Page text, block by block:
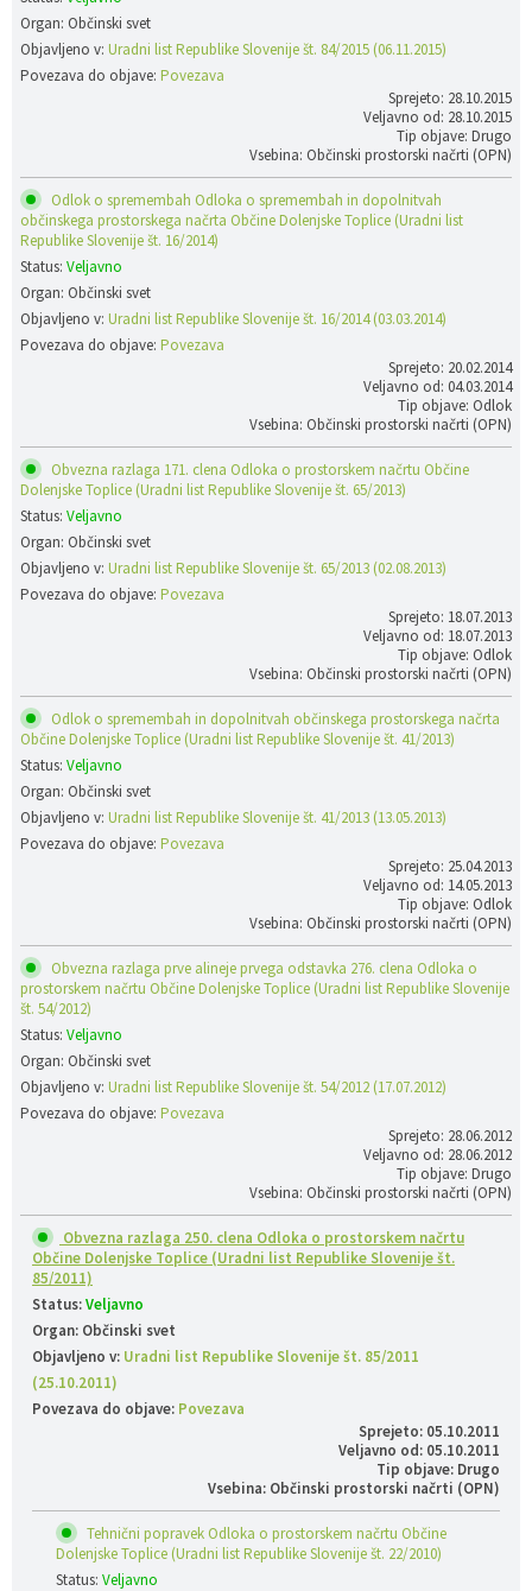
Organ: Občinski svet
Objavljeno v: Uradni list Republike Slovenije št. 84/2015 (06.11.2015)
Povezava do objave: Povezava
Sprejeto: 28.10.2015
Veljavno od: 28.10.2015
Tip objave: Drugo
Vsebina: Občinski prostorski načrti (OPN)
Odlok o spremembah Odloka o spremembah in dopolnitvah
občinskega prostorskega načrta Občine Dolenjske Toplice (Uradni list
Republike Slovenije št. 16/2014)
Status: Veljavno
Organ: Občinski svet
Objavljeno v: Uradni list Republike Slovenije št. 16/2014 (03.03.2014)
Povezava do objave: Povezava
Sprejeto: 20.02.2014
Veljavno od: 04.03.2014
Tip objave: Odlok
Vsebina: Občinski prostorski načrti (OPN)
Obvezna razlaga 171. clena Odloka o prostorskem načrtu Občine
Dolenjske Toplice (Uradni list Republike Slovenije št. 65/2013)
Status: Veljavno
Organ: Občinski svet
Objavljeno v: Uradni list Republike Slovenije št. 65/2013 (02.08.2013)
Povezava do objave: Povezava
Sprejeto: 18.07.2013
Veljavno od: 18.07.2013
Tip objave: Odlok
Vsebina: Občinski prostorski načrti (OPN)
Odlok o spremembah in dopolnitvah občinskega prostorskega načrta
Občine Dolenjske Toplice (Uradni list Republike Slovenije št. 41/2013)
Status: Veljavno
Organ: Občinski svet
Objavljeno v: Uradni list Republike Slovenije št. 41/2013 (13.05.2013)
Povezava do objave: Povezava
Sprejeto: 25.04.2013
Veljavno od: 14.05.2013
Tip objave: Odlok
Vsebina: Občinski prostorski načrti (OPN)
Obvezna razlaga prve alineje prvega odstavka 276. clena Odloka o
prostorskem načrtu Občine Dolenjske Toplice (Uradni list Republike Slovenije
št. 54/2012)
Status: Veljavno
Organ: Občinski svet
Objavljeno v: Uradni list Republike Slovenije št. 54/2012 (17.07.2012)
Povezava do objave: Povezava
Sprejeto: 28.06.2012
Veljavno od: 28.06.2012
Tip objave: Drugo
Vsebina: Občinski prostorski načrti (OPN)
Obvezna razlaga 250. clena Odloka o prostorskem načrtu
Občine Dolenjske Toplice (Uradni list Republike Slovenije št.
85/2011)
Status:Veljavno
Organ: Občinski svet
Objavljeno v: Uradni list Republike Slovenije št. 85/2011
(25.10.2011)
Povezava do objave: Povezava
Sprejeto: 05.10.2011
Veljavno od: 05.10.2011
Tip objave: Drugo
Vsebina: Občinski prostorski načrti (OPN)
Tehnični popravek Odloka o prostorskem načrtu Občine
Dolenjske Toplice (Uradni list Republike Slovenije št. 22/2010)
Status: Veljavno